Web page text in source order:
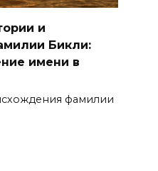
и
Бикли:
имени в
фамилии